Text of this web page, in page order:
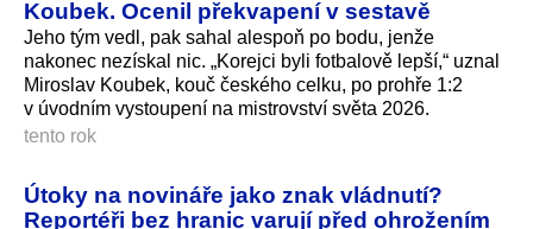
Koubek. Ocenil překvapení v sestavě
Jeho tým vedl, pak sahal alespoň po bodu, jenže
nakonec nezískal nic. „Korejci byli fotbalově lepší,“ uznal
Miroslav Koubek, kouč českého celku, po prohře 1:2
v úvodním vystoupení na mistrovství světa 2026.
tento rok
Útoky na novináře jako znak vládnutí?
Reportéři bez hranic varují před ohrožením